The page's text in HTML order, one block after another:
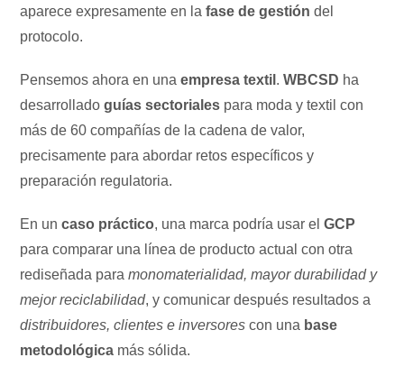
aparece expresamente en lafase de gestión del
protocolo.
Pensemos ahora en unaempresa textil .WBCSD ha
desarrolladoguías sectoriales para moda y textil con
más de 60 compañías de la cadena de valor,
precisamente para abordar retos específicos y
preparación regulatoria.
En uncaso práctico, una marca podría usar elGCP
para comparar una línea de producto actual con otra
rediseñada paramonomaterialidad, mayor durabilidad y
mejor reciclabilidad, y comunicar después resultados a
distribuidores, clientes e inversores con una base
metodológica más sólida.